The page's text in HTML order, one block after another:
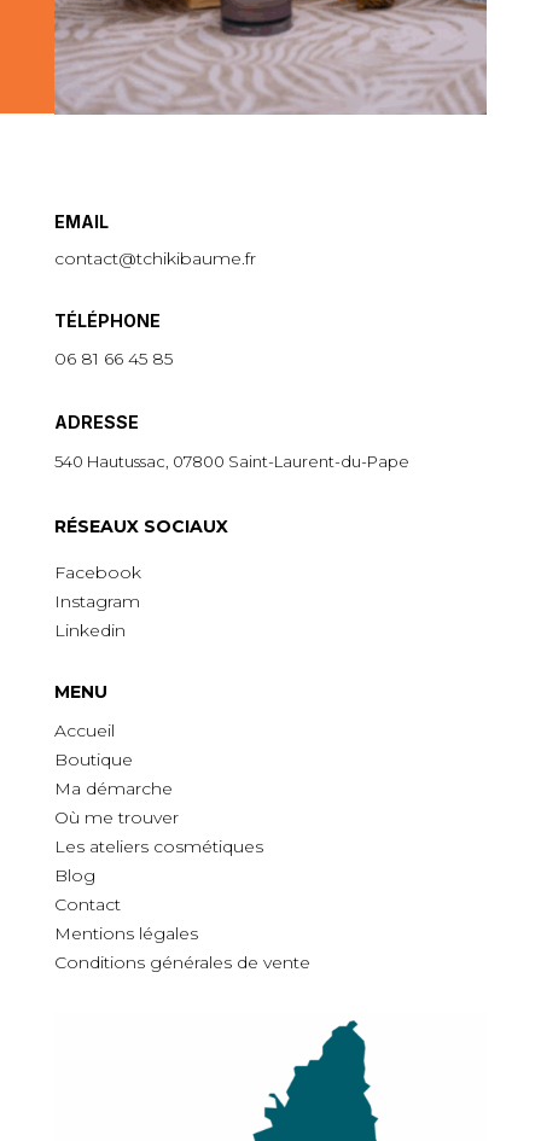
EMAIL
contact@tchikibaume.fr
TÉLÉPHONE
06 81 66 45 85
ADRESSE
540 Hautussac, 07800 Saint-Laurent-du-Pape
RÉSEAUX SOCIAUX
Facebook
Instagram
Linkedin
MENU
Accueil
Boutique
Ma démarche
Où me trouver
Les ateliers cosmétiques
Blog
Contact
Mentions légales
Conditions générales de vente